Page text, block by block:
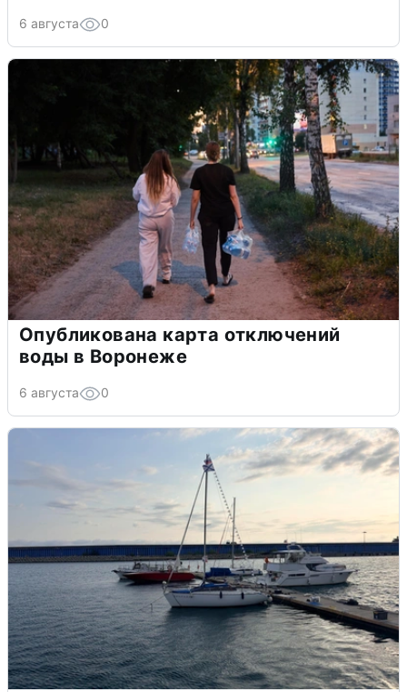
6 августа 0
Опубликована карта отключений
воды в Воронеже
6 августа 0